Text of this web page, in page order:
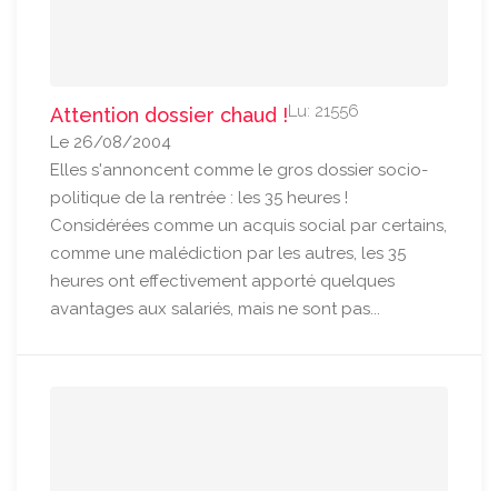
Attention dossier chaud !Lu: 21556
Le 26/08/2004
Elles s'annoncent comme le gros dossier socio-
politique de la rentrée : les 35 heures !
Considérées comme un acquis social par certains,
comme une malédiction par les autres, les 35
heures ont effectivement apporté quelques
avantages aux salariés, mais ne sont pas...